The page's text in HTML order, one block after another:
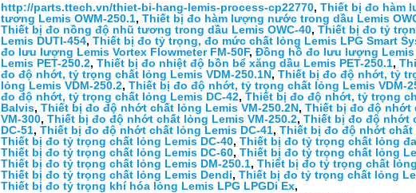
http://parts.ttech.vn/thiet-bi-hang-lemis-process-cp22770, Thiết bị đo hàm
tương Lemis OWM-250.1, Thiết bị đo hàm lượng nước trong dầu Lemis
Thiết bị đo nồng độ nhũ tương trong dầu Lemis OWC-40, Thiết bị đo tỷ
Lemis DUTI-454, Thiết bị đo tỷ trọng, đo mức chất lỏng Lemis LPG Smart
đo lưu lượng Lemis Vortex Flowmeter FM-50F, Đồng hồ đo lưu lượng Lemis
Lemis PET-250.2, Thiết bị đo nhiệt độ bồn bể xăng dầu Lemis PET-250.1,
đo độ nhớt, tỷ trọng chất lỏng Lemis VDM-250.1N, Thiết bị đo độ nhớt, tỷ
lỏng Lemis VDM-250.2, Thiết bị đo độ nhớt, tỷ trọng chất lỏng Lemis VDM-
đo độ nhớt, tỷ trọng chất lỏng Lemis DC-42, Thiết bị đo độ nhớt, tỷ trọng
Balvis, Thiết bị đo độ nhớt chất lỏng Lemis VM-250.2N, Thiết bị đo độ nhớt
VM-300, Thiết bị đo độ nhớt chất lỏng Lemis VM-250.2, Thiết bị đo độ nhớt
DC-51, Thiết bị đo độ nhớt chất lỏng Lemis DC-41, Thiết bị đo độ nhớt chất
Thiết bị đo tỷ trọng chất lỏng Lemis DC-40, Thiết bị đo tỷ trọng chất lỏng
Thiết bị đo tỷ trọng chất lỏng Lemis DC-60, Thiết bị đo tỷ trọng chất lỏng
Thiết bị đo tỷ trọng chất lỏng Lemis DM-250.1, Thiết bị đo tỷ trọng chất
Thiết bị đo tỷ trọng chất lỏng Lemis Dendi, Thiết bị đo tỷ trọng chất lỏng
Thiết bị đo tỷ trọng khí hóa lỏng Lemis LPG LPGDi Ex,